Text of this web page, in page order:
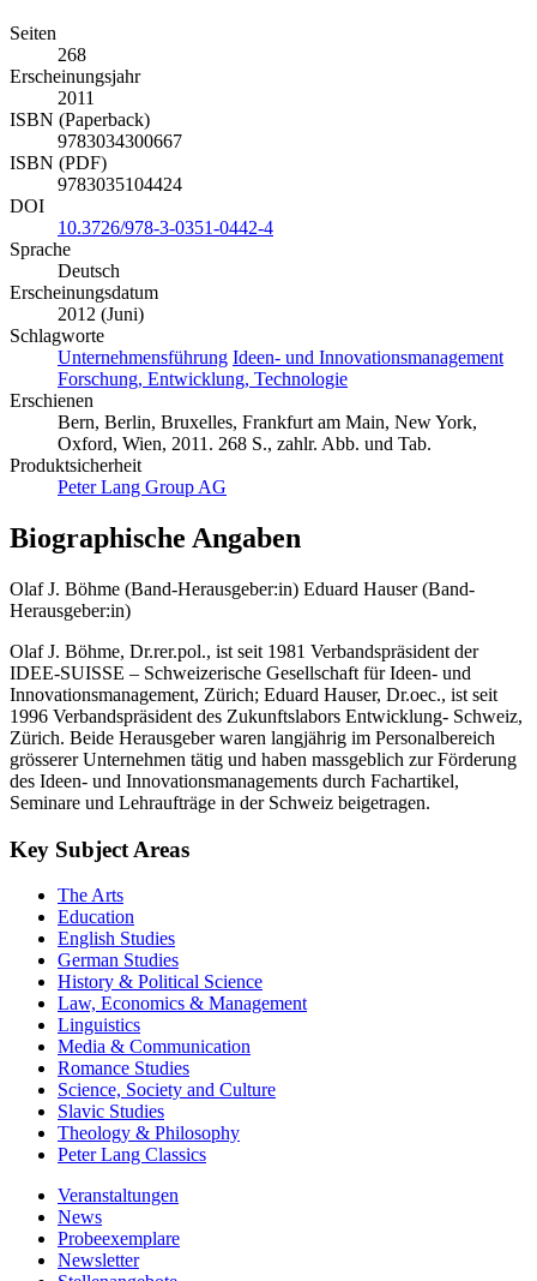
Seiten
268
Erscheinungsjahr
2011
ISBN (Paperback)
9783034300667
ISBN (PDF)
9783035104424
DOI
10.3726/978-3-0351-0442-4
Sprache
Deutsch
Erscheinungsdatum
2012 (Juni)
Schlagworte
Unternehmensführung Ideen- und Innovationsmanagement
Forschung, Entwicklung, Technologie
Erschienen
Bern, Berlin, Bruxelles, Frankfurt am Main, New York,
Oxford, Wien, 2011. 268 S., zahlr. Abb. und Tab.
Produktsicherheit
Peter Lang Group AG
Biographische Angaben
Olaf J. Böhme (Band-Herausgeber:in) Eduard Hauser (Band-
Herausgeber:in)
Olaf J. Böhme, Dr.rer.pol., ist seit 1981 Verbandspräsident der
IDEE-SUISSE – Schweizerische Gesellschaft für Ideen- und
Innovationsmanagement, Zürich; Eduard Hauser, Dr.oec., ist seit
1996 Verbandspräsident des Zukunftslabors Entwicklung- Schweiz,
Zürich. Beide Herausgeber waren langjährig im Personalbereich
grösserer Unternehmen tätig und haben massgeblich zur Förderung
des Ideen- und Innovationsmanagements durch Fachartikel,
Seminare und Lehraufträge in der Schweiz beigetragen.
Key Subject Areas
The Arts
Education
English Studies
German Studies
History & Political Science
Law, Economics & Management
Linguistics
Media & Communication
Romance Studies
Science, Society and Culture
Slavic Studies
Theology & Philosophy
Peter Lang Classics
Veranstaltungen
News
Probeexemplare
Newsletter